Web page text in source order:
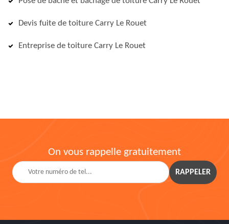
Devis fuite de toiture Carry Le Rouet
Entreprise de toiture Carry Le Rouet
On vous rappelle gratuitement